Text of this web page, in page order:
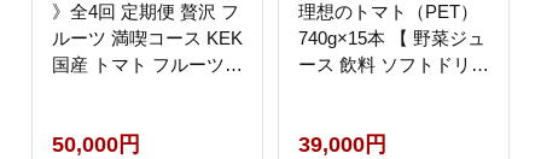
》全4回 定期便 贅沢 フ
ルーツ 満喫コース KEK
国産 トマト フルーツト
夏 秋 冬 特選 厳選 アド
50,000円
理想のトマト（PET）
740g×15本 【 野菜ジュ
ース 飲料 ソフトドリン
ー 】[C07382t3]
39,000円